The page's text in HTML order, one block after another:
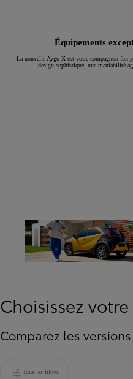
Équipements
La nouvelle Aygo X est votre compagnon fun
design sophistiqué, une maniabilité
Un style unique avec
touche d'émotion
Choisissez votre
Comparez les
Tous les filtres